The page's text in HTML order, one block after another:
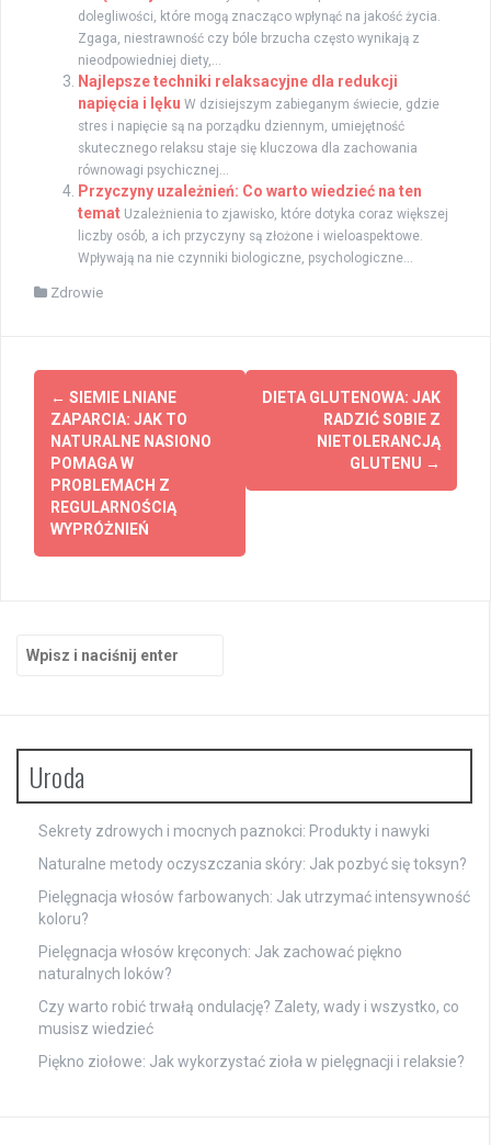
dolegliwości, które mogą znacząco wpłynąć na jakość życia.
Zgaga, niestrawność czy bóle brzucha często wynikają z
nieodpowiedniej diety,...
Najlepsze techniki relaksacyjne dla redukcji
napięcia i lęku W dzisiejszym zabieganym świecie, gdzie
stres i napięcie są na porządku dziennym, umiejętność
skutecznego relaksu staje się kluczowa dla zachowania
równowagi psychicznej...
Przyczyny uzależnień: Co warto wiedzieć na ten
temat Uzależnienia to zjawisko, które dotyka coraz większej
liczby osób, a ich przyczyny są złożone i wieloaspektowe.
Wpływają na nie czynniki biologiczne, psychologiczne...
Zdrowie
Zobacz
wpisy
← SIEMIE LNIANE
ZAPARCIA: JAK TO
NATURALNE NASIONO
POMAGA W
PROBLEMACH Z
REGULARNOŚCIĄ
WYPRÓŻNIEŃ
DIETA GLUTENOWA: JAK
RADZIĆ SOBIE Z
NIETOLERANCJĄ
GLUTENU →
Uroda
Sekrety zdrowych i mocnych paznokci: Produkty i nawyki
Naturalne metody oczyszczania skóry: Jak pozbyć się toksyn?
Pielęgnacja włosów farbowanych: Jak utrzymać intensywność
koloru?
Pielęgnacja włosów kręconych: Jak zachować piękno
naturalnych loków?
Czy warto robić trwałą ondulację? Zalety, wady i wszystko, co
musisz wiedzieć
Piękno ziołowe: Jak wykorzystać zioła w pielęgnacji i relaksie?